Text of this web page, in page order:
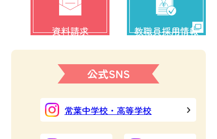
資料請求 教職員採用情報
公式SNS
常葉中学校・高等学校